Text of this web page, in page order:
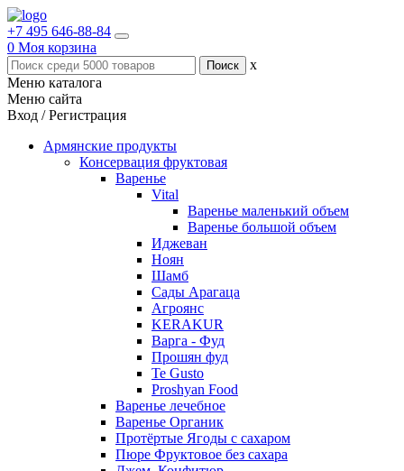
+7 495 646-88-84
0 Моя корзина
x
Меню каталога
Меню сайта
Вход / Регистрация
Армянские продукты
Консервация фруктовая
Варенье
Vital
Варенье маленький объем
Варенье большой объем
Иджеван
Ноян
Шамб
Сады Арагаца
Агроянс
KERAKUR
Варга - Фуд
Прошян фуд
Te Gusto
Proshyan Food
Варенье лечебное
Варенье Органик
Протёртые Ягоды с сахаром
Пюре Фруктовое без сахара